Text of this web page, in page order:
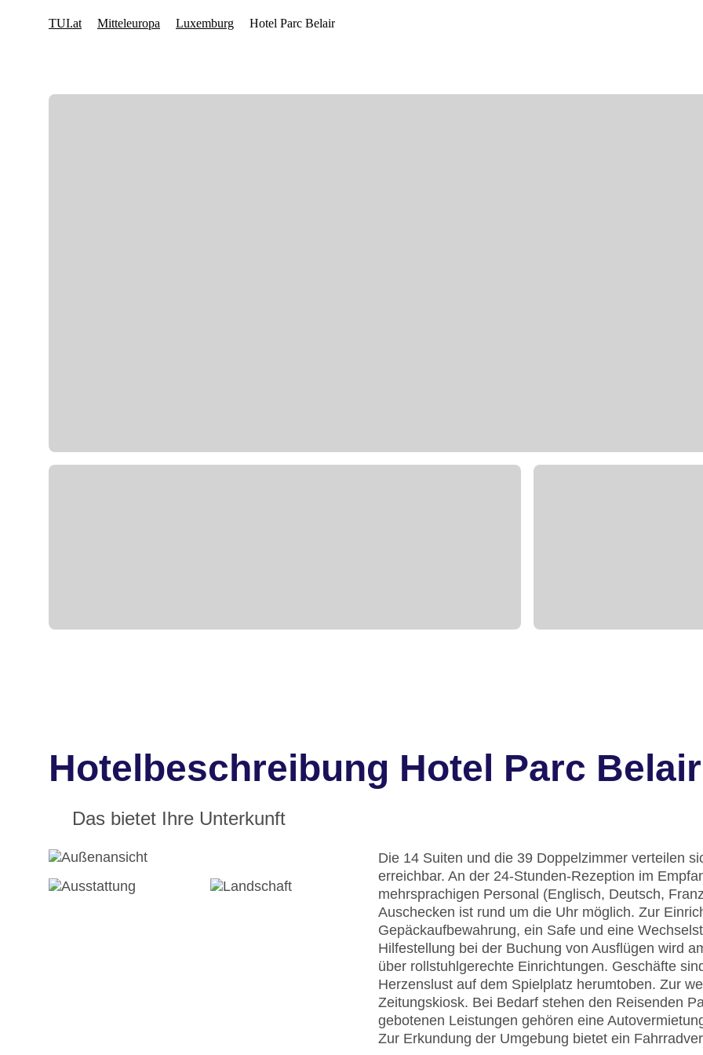
Hotelbeschreibung Hotel Parc Belair
Das bietet Ihre Unterkunft
Die 14 Suiten und die 39 Doppelzimmer verteilen
erreichbar. An der 24-Stunden-Rezeption im
mehrsprachigen Personal (Englisch, Deutsch,
Auschecken ist rund um die Uhr möglich. Zur
Gepäckaufbewahrung, ein Safe und eine
Hilfestellung bei der Buchung von Ausflügen wird
über rollstuhlgerechte Einrichtungen. Geschäfte
Herzenslust auf dem Spielplatz herumtoben. Zur
Zeitungskiosk. Bei Bedarf stehen den Reisenden
gebotenen Leistungen gehören eine
Zur Erkundung der Umgebung bietet ein